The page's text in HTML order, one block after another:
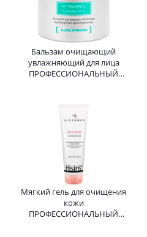
Бальзам очищающий
увлажняющий для лица
ПРОФЕССИОНАЛЬНЫЙ
Мягкий гель для очищения
кожи
ПРОФЕССИОНАЛЬНЫЙ